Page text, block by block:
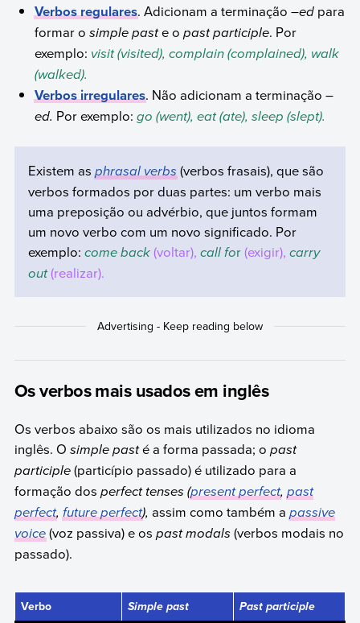
Verbos regulares. Adicionam a terminação –ed para
formar osimple paste opast participle. Por
exemplo: visit (visited), complain (complained), walk
(walked).
Verbos irregulares. Não adicionam a terminação –
ed. Por exemplo:go (went), eat (ate), sleep (slept).
Existem as phrasal verbs(verbos frasais), que são
verbos formados por duas partes: um verbo mais
uma preposição ou advérbio, que juntos formam
um novo verbo com um novo significado. Por
exemplo: come back(voltar), call for(exigir), carry
out(realizar).
Os verbos mais usados em inglês
Os verbos abaixo são os mais utilizados no idioma
inglês. O simple pasté a forma passada; o past
participle(particípio passado) é utilizado para a
formação dos perfect tenses (present perfect,past
perfect,future perfect), assim como também a passive
voice(voz passiva) e os past modals (verbos modais no
passado).
Verbo Simple past Past participle